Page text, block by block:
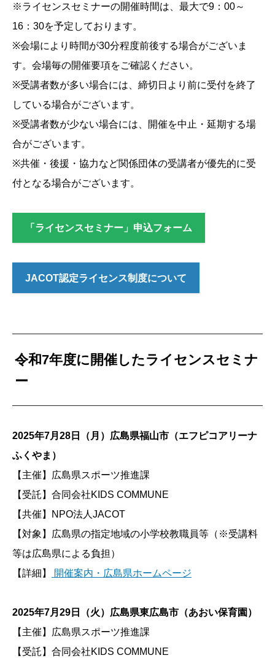
※ライセンスセミナーの開催時間は、最大で9：00～
16：30を予定しております。
※会場により時間が30分程度前後する場合がございま
す。会場毎の開催要項をご確認ください。
※受講者数が多い場合には、締切日より前に受付を終了
している場合がございます。
※受講者数が少ない場合には、開催を中止・延期する場
合がございます。
※共催・後援・協力など関係団体の受講者が優先的に受
付となる場合がございます。
「ライセンスセミナー」申込フォーム
JACOT認定ライセンス制度について
令和7年度に開催したライセンスセミナ
ー
2025年7月28日（月）広島県福山市（エフピコアリーナ
ふくやま）
【主催】広島県スポーツ推進課
【受託】合同会社KIDS COMMUNE
【共催】NPO法人JACOT
【対象】広島県の指定地域の小学校教職員等（※受講料
等は広島県による負担）
【詳細】
開催案内・広島県ホームページ
2025年7月29日（火）広島県東広島市（あおい保育園）
【主催】広島県スポーツ推進課
【受託】合同会社KIDS COMMUNE